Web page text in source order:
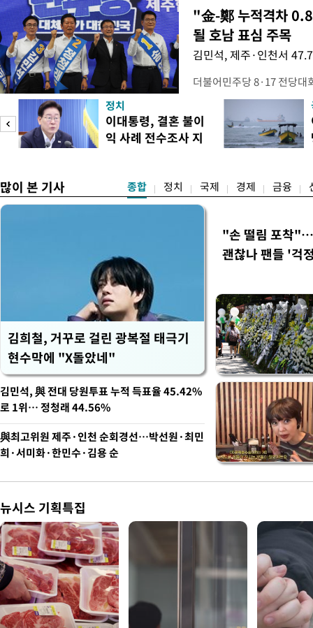
"金-鄭 누적격차
될 호남 표심 주목
김민석, 제주·인천서
더불어민주당 8·17 전당대
보가 8일 제주·인천 지역
다. 앞서 정청래 후보 우세
·울산·경남 경선에서 1승
제주·인천 경선에서 이기
정치
이대통령, 결혼 불이
익 사례 전수조사 지
많이 본 기사 종합 정치 국제 경제 금융
김희철, 거꾸로 걸린 광복절 태극기
현수막에 "X돌았네"
"손 떨림 포착
괜찮나 팬들 '걱
김민석, 與 전대 당원투표 누적 득표율 45.42%
로 1위… 정청래 44.56%
與최고위원 제주·인천 순회경선…박선원·최민
희·서미화·한민수·김용 순
뉴시스 기획특집